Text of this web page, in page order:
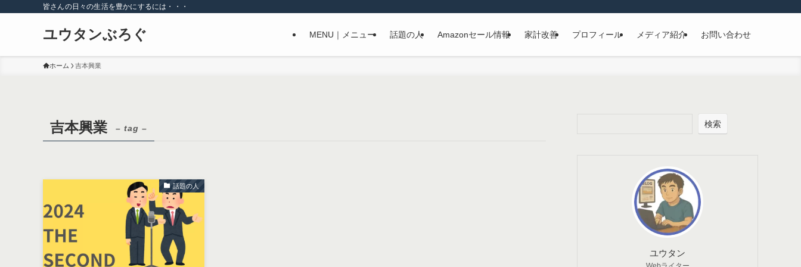
皆さんの日々の生活を豊かにするには・・・
ユウタンぶろぐ MENU｜メニュー 話題の人 Amazonセール情報 家計改善 プロフィール メディア紹介 お問い合わせ
ホーム 吉本興業
吉本興業 – tag –
話題の人
検索
ユウタン